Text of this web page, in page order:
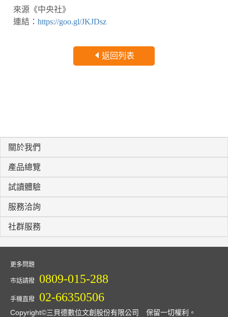
來源《中央社》
連結： https://goo.gl/JKJDsz
返回列表
關於我們
產品總覽
試讀體驗
服務洽詢
社群服務
更多問題
市話請撥 0809-015-288
手機直撥 02-66350506
Copyright©三貝德數位文創股份有限公司 保留一切權利。